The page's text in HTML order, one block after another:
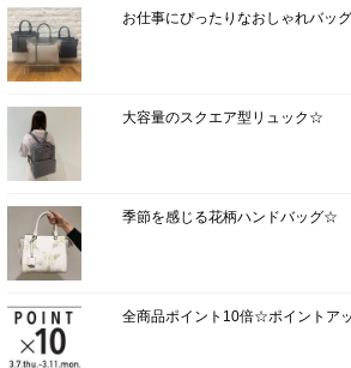
お仕事にぴったりなおしゃれバッ
大容量のスクエア型リュック☆
季節を感じる花柄ハンドバッグ☆
全商品ポイント10倍☆ポイントア